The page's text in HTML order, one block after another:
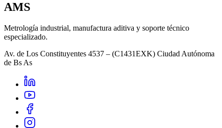
AMS
Metrología industrial, manufactura aditiva y soporte técnico
especializado.
Av. de Los Constituyentes 4537 – (C1431EXK) Ciudad Autónoma
de Bs As